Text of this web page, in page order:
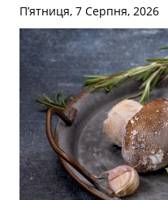
П’ятниця, 7 Серпня, 2026